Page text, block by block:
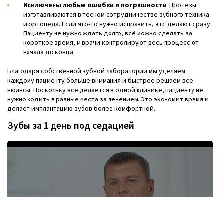
Исключены любые ошибки и погрешности. Протезы
изготавливаются в тесном сотрудничестве зубного техника
и ортопеда. Если что-то нужно исправить, это делают сразу.
Пациенту не нужно ждать долго, всё можно сделать за
короткое время, и врачи контролируют весь процесс от
начала до конца.
Благодаря собственной зубной лаборатории мы уделяем
каждому пациенту больше внимания и быстрее решаем все
нюансы. Поскольку всё делается в одной клинике, пациенту не
нужно ходить в разные места за лечением. Это экономит время и
делает имплантацию зубов более комфортной.
Зубы за 1 день под седацией